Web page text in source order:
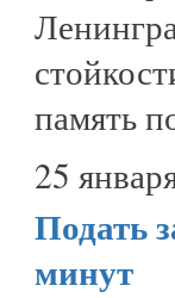
память
25
Подать
минут